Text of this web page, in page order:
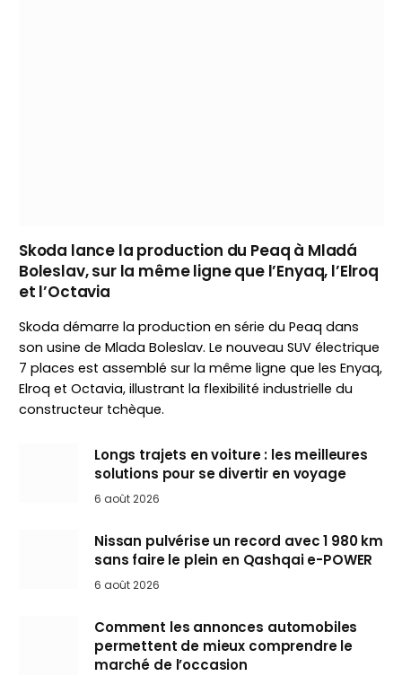
Skoda lance la production du Peaq à Mladá
Boleslav, sur la même ligne que l’Enyaq, l’Elroq
et l’Octavia
Skoda démarre la production en série du Peaq dans
son usine de Mlada Boleslav. Le nouveau SUV électrique
7 places est assemblé sur la même ligne que les Enyaq,
Elroq et Octavia, illustrant la flexibilité industrielle du
constructeur tchèque.
Longs trajets en voiture : les meilleures
solutions pour se divertir en voyage
6 août 2026
Nissan pulvérise un record avec 1 980 km
sans faire le plein en Qashqai e-POWER
6 août 2026
Comment les annonces automobiles
permettent de mieux comprendre le
marché de l’occasion